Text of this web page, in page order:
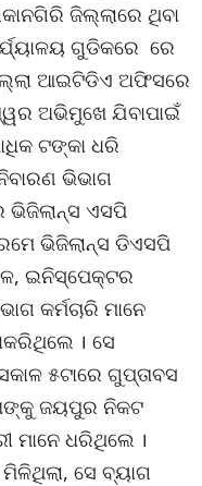
ଜିଲ୍ଲାରେ ଥିବା
ଗୁଡିକରେ ରେ
ଆଇଟିଡିଏ ଅଫିସରେ
ଅଭିମୁଖେ ଯିବାପାଇଁ
ଟଙ୍କା ଧରି
ଭିଭାଗ
ଏସପି
ଭିଜିଲାନ୍ସ ଡିଏସପି
ଇନିସ୍ପେକ୍ଟର
କର୍ମଚାରି ମାନେ
। ସେ
୫ଟାରେ ଗୁପ୍ତାବସ
ଜୟପୁର ନିକଟ
ମାନେ ଧରିଥିଲେ ।
ସେ ବ୍ୟାଗ